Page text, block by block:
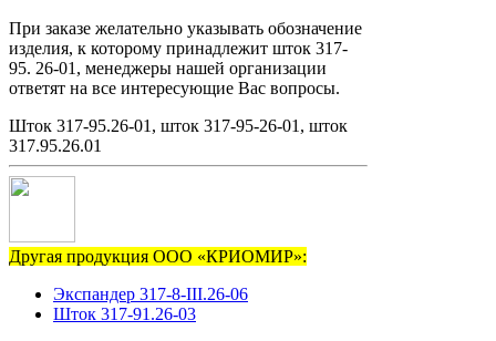
При заказе желательно указывать обозначение
изделия, к которому принадлежит шток 317-
95. 26-01, менеджеры нашей организации
ответят на все интересующие Вас вопросы.
Шток 317-95.26-01, шток 317-95-26-01, шток
317.95.26.01
Другая продукция ООО «КРИОМИР»:
Экспандер 317-8-III.26-06
Шток 317-91.26-03